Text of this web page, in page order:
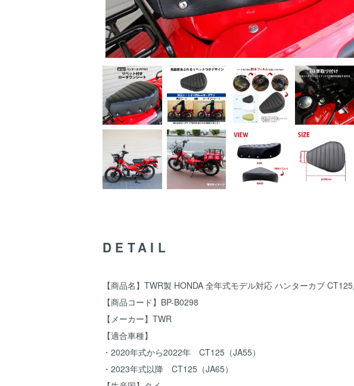
DETAIL
【商品名】TWR製 HONDA 全年式モデル対応 ハンターカブ
【商品コード】BP-B0298
【メーカー】TWR
【適合車種】
・2020年式から2022年 CT125（JA55）
・2023年式以降 CT125（JA65）